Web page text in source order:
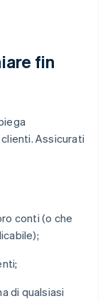
fin
Assicurati
conti (o che
di qualsiasi